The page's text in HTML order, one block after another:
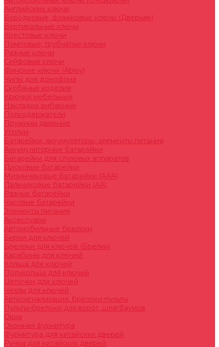
Английские ключи
Бородковые, флажковые ключи (Дверняк)
Вертикальные ключи
Крестовые ключи
Помповые, трубчатые ключи
Разные ключи
Сейфовые ключи
Финские ключи (Abloy)
Чипы для домофона
Скобяные изделия
Крючки мебельные
Накладки амбарные
Полкодержатели
Пружины дверные
Уголки
Батарейки, аккумуляторы, элементы питания
Аккумуляторные батарейки
Батарейки для слуховых аппаратов
Дисковые батарейки
Мизинчиковые батарейки (AAA)
Пальчиковые батарейки (AA)
Разные батарейки
Часовые батарейки
Элементы питания
Аксессуары
Автомобильные брелоки
Бирки для ключей
Брелоки для ключей (Брелки)
Карабины для ключей
Кольца для ключей
Полукольца для ключей
Цепочки для ключей
Чехлы для ключей
Автосигнализация, брелоки-пульты
Пульты-брелоки для ворот, шлагбаумов
Окна
Оконная фурнитура
Фурнитура для китайских дверей
Ручки для китайских дверей